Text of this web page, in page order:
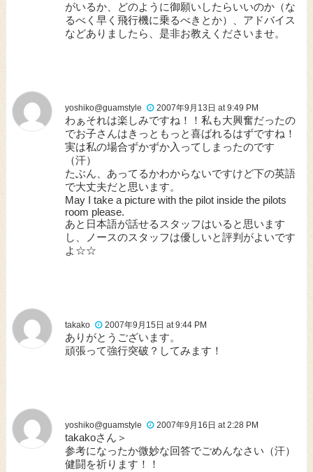
がいるか、どのように御願いしたらいいのか（な
るべく早く飛行機に乗るべきとか）、アドバイス
などありましたら、是非お教えくださいませ。
yoshiko@guamstyle 2007年9月13日 at 9:49 PM
わぁそれは楽しみですね！！私も大興奮だったの
でお子さんはきっともっと喜ばれるはずですね！
実は私の場合ずかずか入ってしまったのです
（汗）
たぶん、あってるかわからないですけど下の英語
で大丈夫だと思います。
May I take a picture with the pilot inside the pilots
room please.
あと日本語が話せるスタッフはいると思います
し、ノースのスタッフは優しいと評判がよいです
よ☆☆
takako 2007年9月15日 at 9:44 PM
ありがとうございます。
頑張って強行突破？してみます！
yoshiko@guamstyle 2007年9月16日 at 2:28 PM
takakoさん＞
参考になったか微妙な回答でごめんなさい（汗）
健闘を祈ります！！